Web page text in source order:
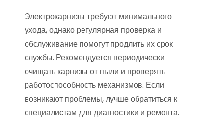
Электрокарнизы требуют минимального
ухода, однако регулярная проверка и
обслуживание помогут продлить их срок
службы. Рекомендуется периодически
очищать карнизы от пыли и проверять
работоспособность механизмов. Если
возникают проблемы, лучше обратиться к
специалистам для диагностики и ремонта.